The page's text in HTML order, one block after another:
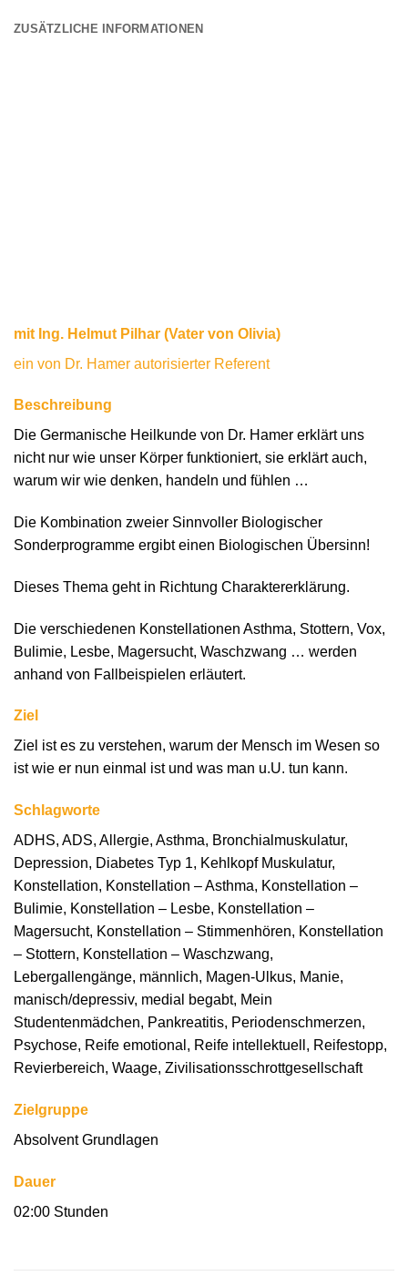
ZUSÄTZLICHE INFORMATIONEN
mit Ing. Helmut Pilhar (Vater von Olivia)
ein von Dr. Hamer autorisierter Referent
Beschreibung
Die Germanische Heilkunde von Dr. Hamer erklärt uns
nicht nur wie unser Körper funktioniert, sie erklärt auch,
warum wir wie denken, handeln und fühlen …
Die Kombination zweier Sinnvoller Biologischer
Sonderprogramme ergibt einen Biologischen Übersinn!
Dieses Thema geht in Richtung Charaktererklärung.
Die verschiedenen Konstellationen Asthma, Stottern, Vox,
Bulimie, Lesbe, Magersucht, Waschzwang … werden
anhand von Fallbeispielen erläutert.
Ziel
Ziel ist es zu verstehen, warum der Mensch im Wesen so
ist wie er nun einmal ist und was man u.U. tun kann.
Schlagworte
ADHS, ADS, Allergie, Asthma, Bronchialmuskulatur,
Depression, Diabetes Typ 1, Kehlkopf Muskulatur,
Konstellation, Konstellation – Asthma, Konstellation –
Bulimie, Konstellation – Lesbe, Konstellation –
Magersucht, Konstellation – Stimmenhören, Konstellation
– Stottern, Konstellation – Waschzwang,
Lebergallengänge, männlich, Magen-Ulkus, Manie,
manisch/depressiv, medial begabt, Mein
Studentenmädchen, Pankreatitis, Periodenschmerzen,
Psychose, Reife emotional, Reife intellektuell, Reifestopp,
Revierbereich, Waage, Zivilisationsschrottgesellschaft
Zielgruppe
Absolvent Grundlagen
Dauer
02:00 Stunden